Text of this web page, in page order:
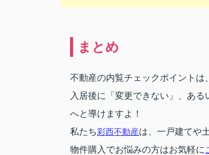
まとめ
不動産の内覧チェックポイントは
入居後に「変更できない」、あ
へと導けますよ！
私たち彩西不動産は、一戸建てや
物件購入でお悩みの方はお気軽に